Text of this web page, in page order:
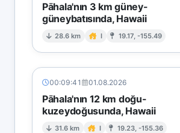
Pāhala'nın 3 km güney-
güneybatısında, Hawaii
28.6 km I 19.17, -155.49
00:09:41 01.08.2026
Pāhala'nın 12 km doğu-
kuzeydoğusunda, Hawaii
31.6 km I 19.23, -155.36